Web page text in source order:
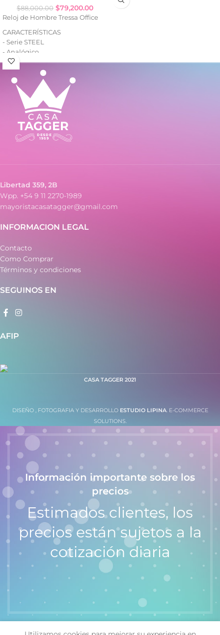
$88,000.00 $79,200.00
Reloj de Hombre Tressa Office
CARACTERÍSTICAS
- Serie STEEL
- Analógico
- Resistencia al agua: WR100
- Fecha (con lupa)
- Caja de acero
- Malla de acero
Libertad 359, 2B
Wpp. +54 9 11 2270-1989
mayoristacasatagger@gmail.com
INFORMACION LEGAL
Contacto
Como Comprar
Términos y condiciones
SEGUINOS EN
AFIP
CASA TAGGER 2021
DISEÑO , FOTOGRAFIA Y DESARROLLO ESTUDIO LIPINA. E-COMMERCE
SOLUTIONS.
Información importante sobre los
precios
Estimados clientes, los
precios están sujetos a la
cotización diaria